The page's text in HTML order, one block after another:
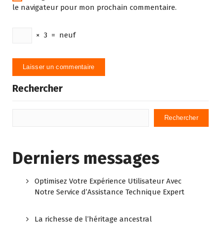
le navigateur pour mon prochain commentaire.
× 3 = neuf
Rechercher
Rechercher
Derniers messages
Optimisez Votre Expérience Utilisateur Avec
Notre Service d’Assistance Technique Expert
La richesse de l’héritage ancestral